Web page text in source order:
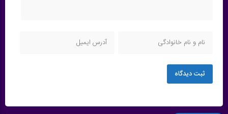
ثبت دیدگاه